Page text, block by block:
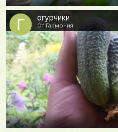
огурчики
От Гармония